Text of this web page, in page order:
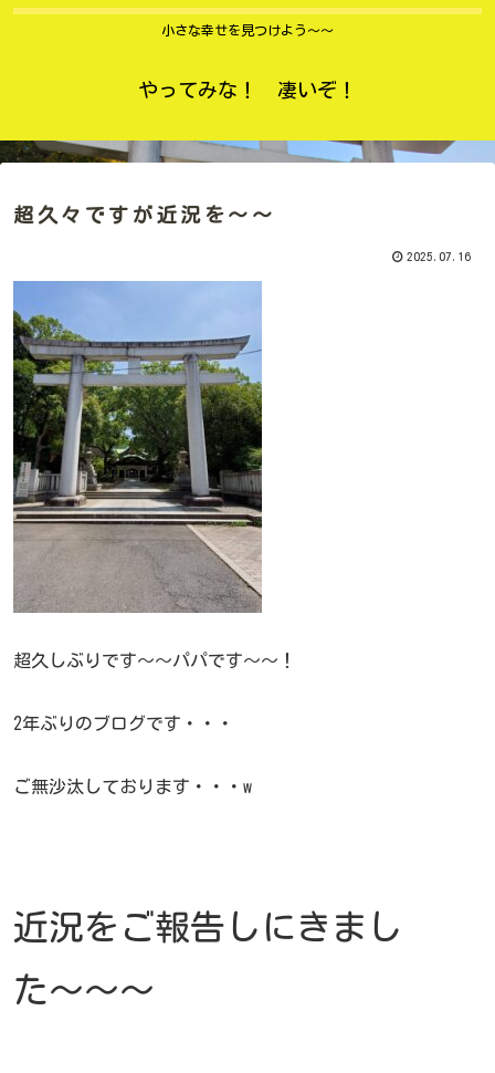
小さな幸せを見つけよう〜〜
やってみな！ 凄いぞ！
超久々ですが近況を〜〜
2025.07.16
超久しぶりです〜〜パパです〜〜！
2年ぶりのブログです・・・
ご無沙汰しております・・・w
近況をご報告しにきまし
た〜〜〜